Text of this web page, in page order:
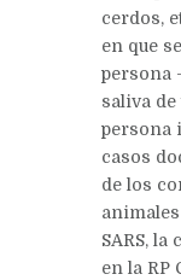
cerdos,
en que
persona
saliva
persona
casos
de los
SARS,
en la RP